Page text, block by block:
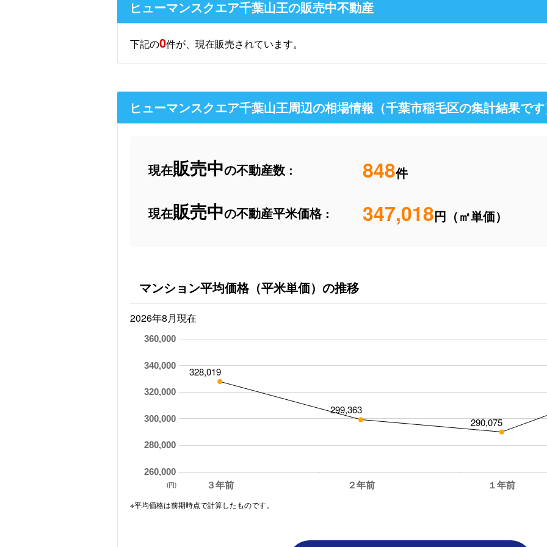
ヒューマンスクエア千葉山王の販売中不動産
下記の0件が、現在販売されています。
ヒューマンスクエア千葉山王周辺の相場情報（千葉市稲毛区の集計結果で
現在販売中の不動産数 : 848件
現在販売中の不動産平米価格 : 347,018円（㎡単価）
マンション平均価格（平米単価）の推移
2026年8月現在
３年前 ２年前 １年前
260,000
280,000
300,000
320,000
340,000
360,000
328,019
299,363
290,075
(円)
※平均価格は前期時点で計算したものです。